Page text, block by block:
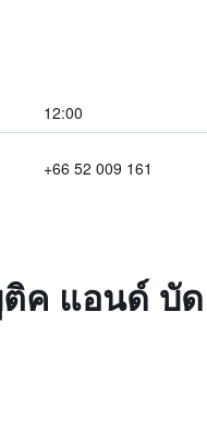
12:00
+66 52 009 161
ติค แอนด์ บัด